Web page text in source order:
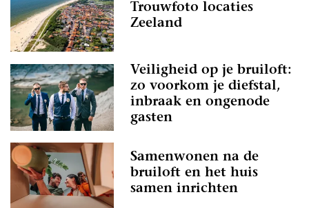
Trouwfoto locaties
Zeeland
Veiligheid op je bruiloft:
zo voorkom je diefstal,
inbraak en ongenode
gasten
Samenwonen na de
bruiloft en het huis
samen inrichten